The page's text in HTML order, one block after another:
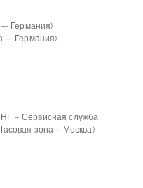
— Германия)
— Германия)
– Сервисная служба
зона – Москва)